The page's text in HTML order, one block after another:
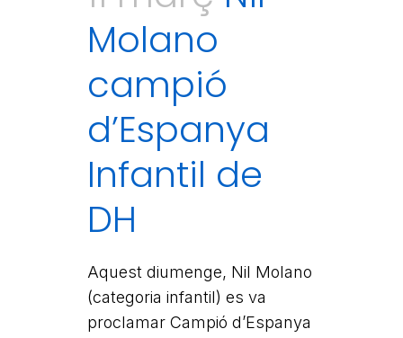
Molano
campió
d’Espanya
Infantil de
DH
Aquest diumenge, Nil Molano
(categoria infantil) es va
proclamar Campió d’Espanya